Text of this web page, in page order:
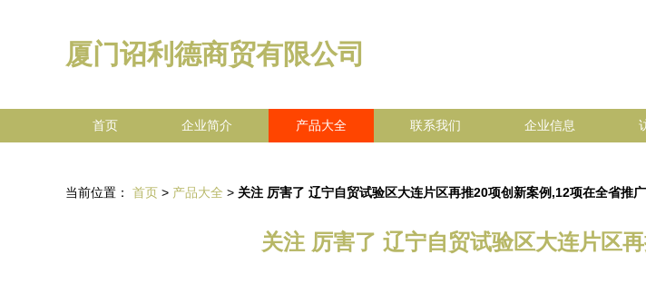
厦门诏利德商贸有限公司
首页 企业简介 产品大全 联系我们 企业信息
当前位置： 首页 > 产品大全 > 关注 厉害了 辽宁自贸试验区大连片区再推20项创新案例,12项在全省推广
关注 厉害了 辽宁自贸试验区大连片区